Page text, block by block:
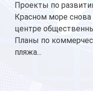
Проекты по
Красном море снова
центре
Планы по
пляжа...